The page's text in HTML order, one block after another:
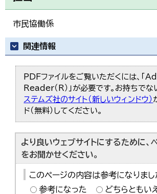
市民協働係
関連情報
PDFファイルをご覧いただくには、「
Reader（R）」が必要です。お持ちでな
ステムズ社のサイト（新しいウィンドウ）
ド（無料）してください。
より良いウェブサイトにするために、
をお聞かせください。
このページの内容は参考になりまし
参考になった
どちらともい